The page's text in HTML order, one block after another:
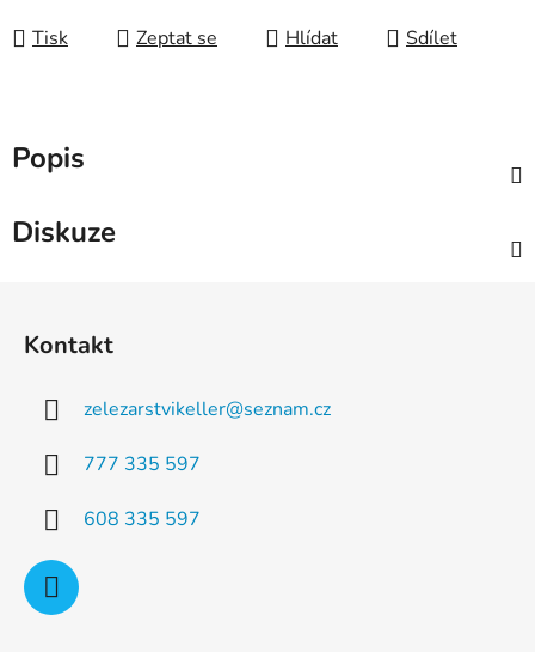
Tisk Zeptat se Hlídat Sdílet
Popis
Diskuze
Kontakt
zelezarstvikeller@seznam.cz
777 335 597
608 335 597